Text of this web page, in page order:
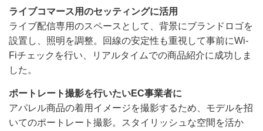
ライブコマース用のセッティングに活用
ライブ配信専用のスペースとして、背景にブランドロゴを
設置し、照明を調整。回線の安定性も重視して事前にWi-
Fiチェックを行い、リアルタイムでの商品紹介に成功しま
した。
ポートレート撮影を行いたいEC事業者に
アパレル商品の着用イメージを撮影するため、モデルを招
いてのポートレート撮影。スタイリッシュな空間を活か